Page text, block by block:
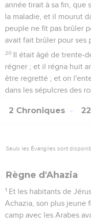
année tirait à sa fin, que
la maladie, et il mourut
peuple ne fit pas brûler
avait fait brûler pour ses
20 Il était âgé de trente-
régner ; et il régna huit
être regretté ; et on
dans les sépulcres des
2 Chroniques 22
Seuls les Évangiles sont
Règne d'Ahazia
1 Et les habitants de
Achazia, son plus jeune
camp avec les Arabes